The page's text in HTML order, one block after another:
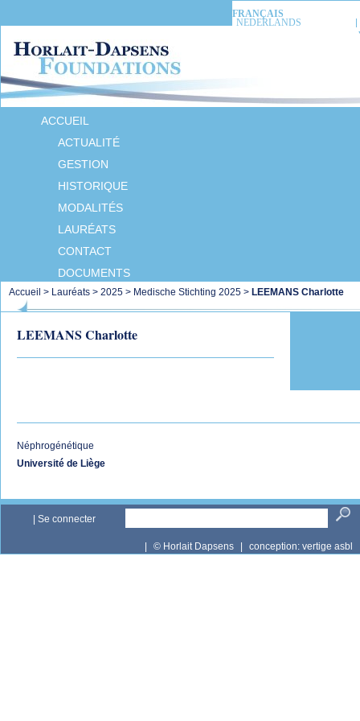
FRANÇAIS
NEDERLANDS
ACCUEIL
ACTUALITÉ
GESTION
HISTORIQUE
MODALITÉS
LAURÉATS
CONTACT
DOCUMENTS
Accueil > Lauréats > 2025 > Medische Stichting 2025 > LEEMANS Charlotte
LEEMANS Charlotte
Néphrogénétique
Université de Liège
Se connecter
© Horlait Dapsens conception: vertige asbl